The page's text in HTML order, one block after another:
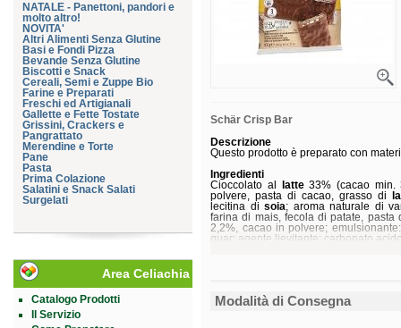
NATALE - Panettoni, pandori e
molto altro!
NOVITA'
Altri Alimenti Senza Glutine
Basi e Fondi Pizza
Bevande Senza Glutine
Biscotti e Snack
Cereali, Semi e Zuppe Bio
Farine e Preparati
Freschi ed Artigianali
Gallette e Fette Tostate
Grissini, Crackers e
Pangrattato
Merendine e Torte
Pane
Pasta
Prima Colazione
Salatini e Snack Salati
Surgelati
Area Celiachia
Catalogo Prodotti
Il Servizio
Schär Crisp Bar
Descrizione
Questo prodotto è preparato con
Ingredienti
Cioccolato al
latte33% (cacao min.
polvere, pasta di cacao, grasso di
lecitina disoia; aroma naturale di
farina di mais, fecola di patate,
2,2%, cacao in polvere;
guar; agente lievitante: carbonato
Valori medi
Energia
2259 kJ
Modalità di Consegna